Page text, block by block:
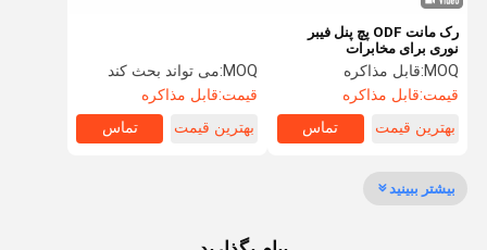
مدیر کابل افقی
فیبر کابل شبکه
110 ترمینال بلوک
فیبر نوری سیم کشی
رک مانت ODF پچ پنل فیبر
نوری برای مخابرات
MOQ: قابل مذاکره
قیمت:قابل مذاکره
بهترین قیمت
تماس
MOQ: می تواند بحث کند
قیمت:قابل مذاکره
بهترین قیمت
تماس
بیشتر ببینید